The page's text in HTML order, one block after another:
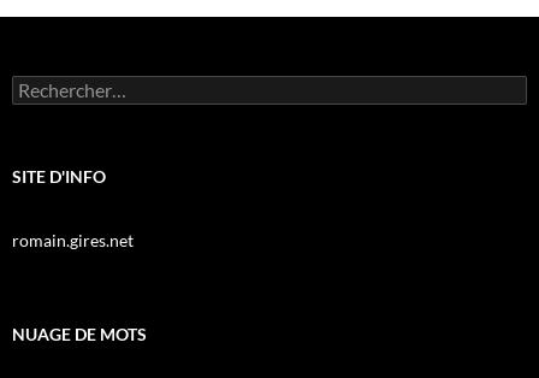
Rechercher :
SITE D'INFO
romain.gires.net
NUAGE DE MOTS